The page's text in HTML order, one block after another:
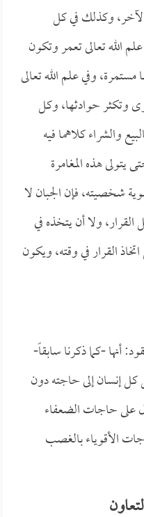
وكذلك في كل
الله تعالى تعمر وتكون
وفي علم الله تعالى
وتكثر حوادثها، وكل
والشراء كلاهما فيه
يتولى هذه المغامرة
شخصيته، فإن الجبان لا
ولا أن يتخذه في
القرار في وقته، ويكون
-كما ذكرنا سابقاً-
كل إنسان إلى حاجته دون
على حاجات الضعفاء
الأقوياء بالغصب